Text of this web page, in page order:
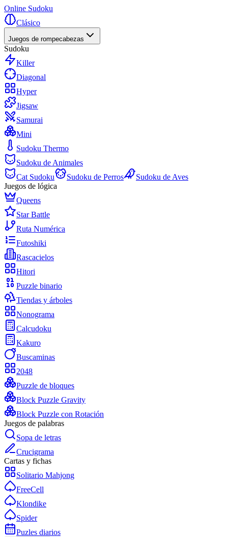
Online Sudoku
Clásico
Juegos de rompecabezas
Sudoku
Killer
Diagonal
Hyper
Jigsaw
Samurai
Mini
Sudoku Thermo
Sudoku de Animales
Cat Sudoku
Sudoku de Perros
Sudoku de Aves
Juegos de lógica
Queens
Star Battle
Ruta Numérica
Futoshiki
Rascacielos
Hitori
Puzzle binario
Tiendas y árboles
Nonograma
Calcudoku
Kakuro
Buscaminas
2048
Puzzle de bloques
Block Puzzle Gravity
Block Puzzle con Rotación
Juegos de palabras
Sopa de letras
Crucigrama
Cartas y fichas
Solitario Mahjong
FreeCell
Klondike
Spider
Puzles diarios